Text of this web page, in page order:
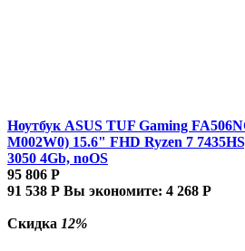
Ноутбук ASUS TUF Gaming
M002W0) 15.6" FHD Ryzen 7
3050 4Gb, noOS
95 806 Р
91 538 Р Вы экономите: 4 268 Р
Скидка 12%